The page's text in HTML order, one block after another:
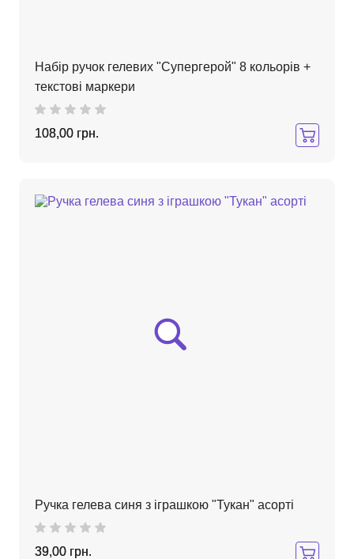
Набір ручок гелевих "Супергерой" 8 кольорів +
текстові маркери
108,00 грн.
Ручка гелева синя з іграшкою "Тукан" асорті
39,00 грн.